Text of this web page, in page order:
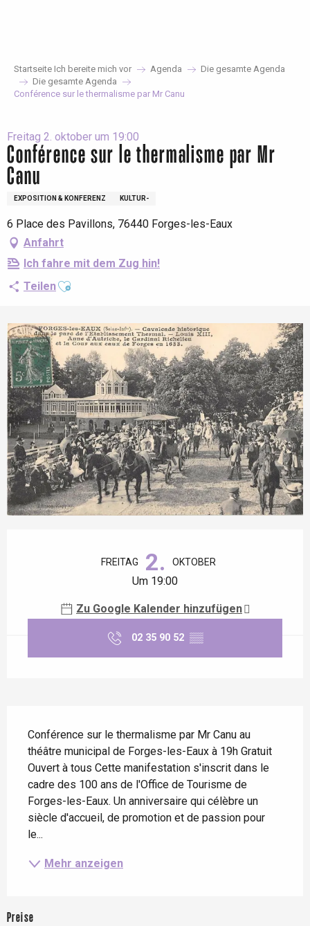
Startseite Ich bereite mich vor Agenda
Die gesamte Agenda
Die gesamte Agenda
Conférence sur le thermalisme par Mr Canu
Freitag 2. oktober um 19:00
Conférence sur le thermalisme par Mr
Canu
EXPOSITION & KONFERENZ KULTUR-
6 Place des Pavillons, 76440 Forges-les-Eaux
Anfahrt
Ich fahre mit dem Zug hin!
TeilenAjouter aux favoris
FREITAG 2. OKTOBER
Um 19:00
Zu Google Kalender hinzufügen
02 35 90 52 ▒▒
Conférence sur le thermalisme par Mr Canu au
théâtre municipal de Forges-les-Eaux à 19h Gratuit
Ouvert à tous Cette manifestation s'inscrit dans le
cadre des 100 ans de l'Office de Tourisme de
Forges-les-Eaux. Un anniversaire qui célèbre un
siècle d'accueil, de promotion et de passion pour
le...
Mehr anzeigen
Preise